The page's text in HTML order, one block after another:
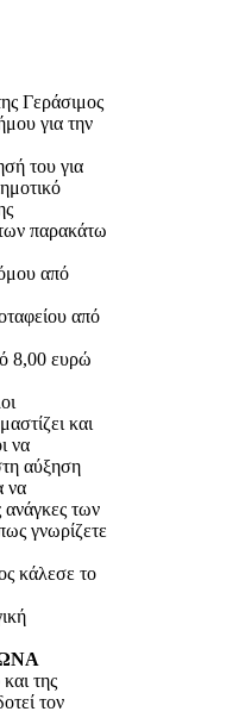
Γεράσιμος
για την
του για
παρακάτω
από
από
8,00 ευρώ
και
να
αύξηση
να
ανάγκες των
γνωρίζετε
κάλεσε το
της
τον